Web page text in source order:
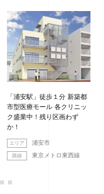
「浦安駅」徒歩１分 新築都
市型医療モール 各クリニッ
ク盛業中！残り区画わず
か！
浦安市
東京メトロ東西線